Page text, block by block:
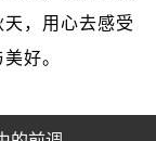
，用心去感受
好。